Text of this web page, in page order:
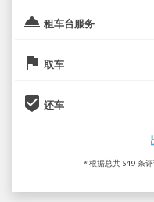
room_service 租车台服务
flag 取车
beenhere 还车
* 根据总共 549 条评